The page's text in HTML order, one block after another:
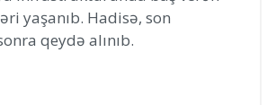
yaşanıb. Hadisə, son
qeydə alınıb.